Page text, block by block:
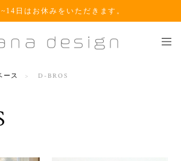
日はお休みをいただきます。
ース D-BROS